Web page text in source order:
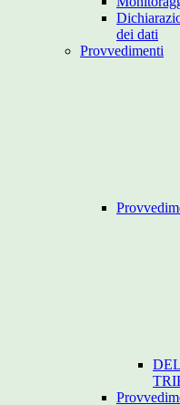
dei dati
Provvedimenti